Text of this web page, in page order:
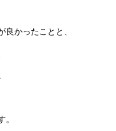
かったことと、